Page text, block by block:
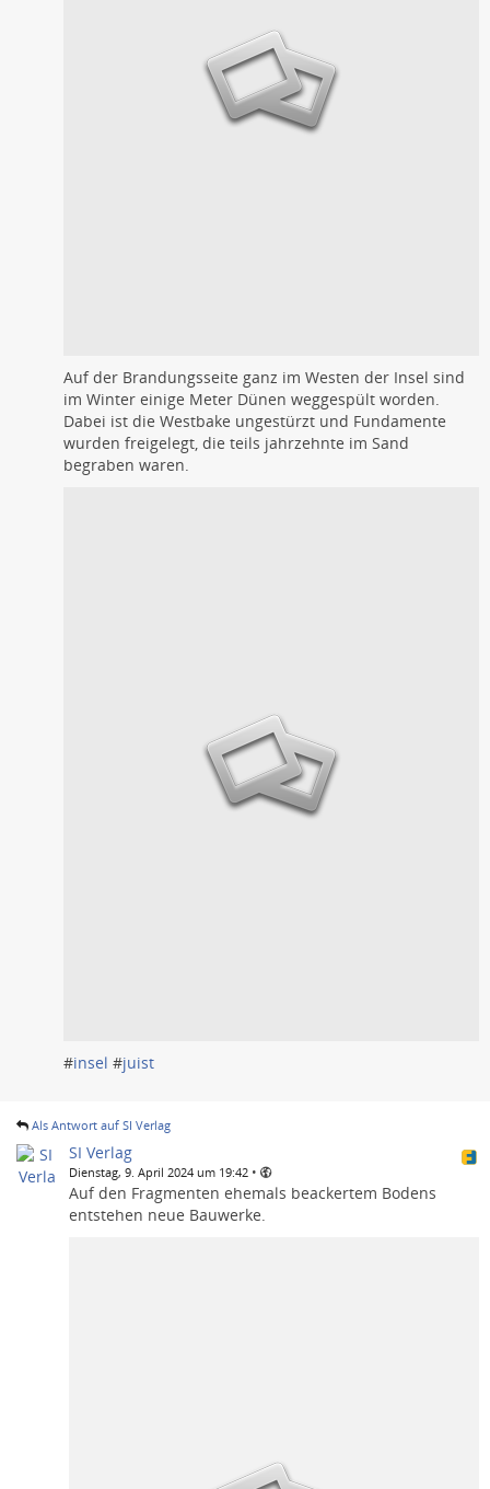
Auf der Brandungsseite ganz im Westen der Insel sind
im Winter einige Meter Dünen weggespült worden.
Dabei ist die Westbake ungestürzt und Fundamente
wurden freigelegt, die teils jahrzehnte im Sand
begraben waren.
#insel #juist
Als Antwort auf SI Verlag
SI Verlag
Dienstag, 9. April 2024 um 19:42 •
Auf den Fragmenten ehemals beackertem Bodens
entstehen neue Bauwerke.